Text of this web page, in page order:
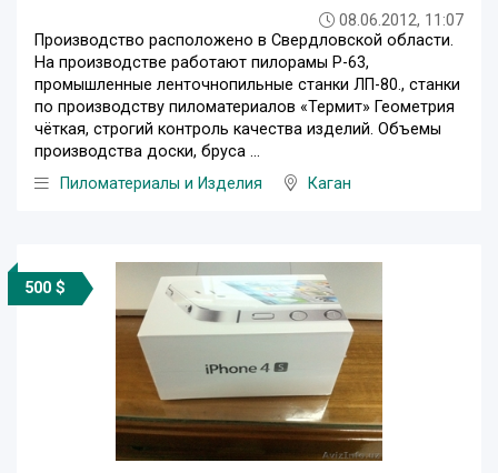
08.06.2012, 11:07
Производство расположено в Свердловской области.
На производстве работают пилорамы Р-63,
промышленные ленточнопильные станки ЛП-80., станки
по производству пиломатериалов «Термит» Геометрия
чёткая, строгий контроль качества изделий. Объемы
производства доски, бруса ...
Пиломатериалы и Изделия
Каган
500 $